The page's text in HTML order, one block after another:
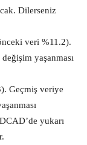
Dilerseniz
veri %11.2).
yaşanması
Geçmiş veriye
yukarı